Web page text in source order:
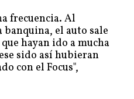
frecuencia. Al
el auto sale
hayan ido a mucha
sido así hubieran
con el Focus",